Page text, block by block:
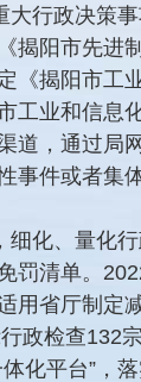
行政决策
阳市先进
《揭阳市工
工业和信息
道，通过局
事件或者集
化、量化
罚清单。
用省厅制定
政检查132
化平台”，